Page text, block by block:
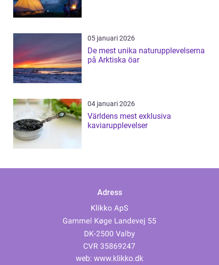
05 januari 2026
De mest unika naturupplevelserna
på Arktiska öar
04 januari 2026
Världens mest exklusiva
kaviarupplevelser
Adress
web: www.klikko.dk